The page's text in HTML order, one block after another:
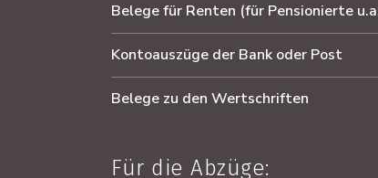
Belege für Renten (für Pensionierte
Kontoauszüge der Bank oder Post
Belege zu den Wertschriften
Für die Abzüge: